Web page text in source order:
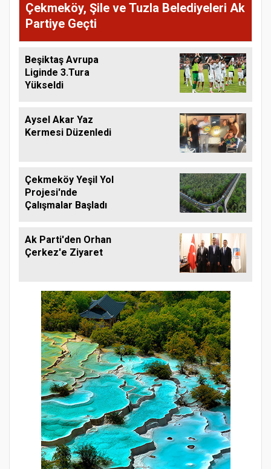
Çekmeköy, Şile ve Tuzla Belediyeleri Ak
Partiye Geçti
Beşiktaş Avrupa
Liginde 3.Tura
Yükseldi
Aysel Akar Yaz
Kermesi Düzenledi
Çekmeköy Yeşil Yol
Projesi'nde
Çalışmalar Başladı
Ak Parti'den Orhan
Çerkez'e Ziyaret